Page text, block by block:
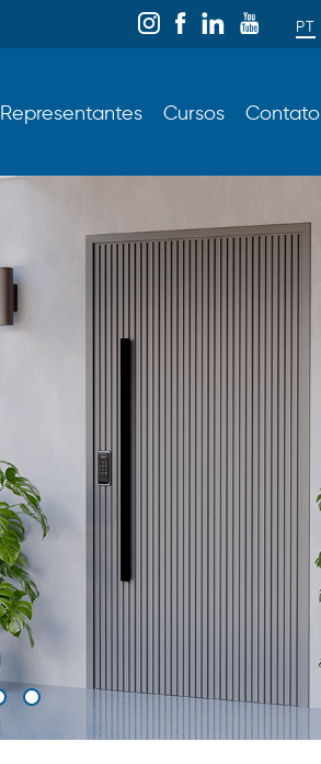
PT
Representantes Cursos Contato